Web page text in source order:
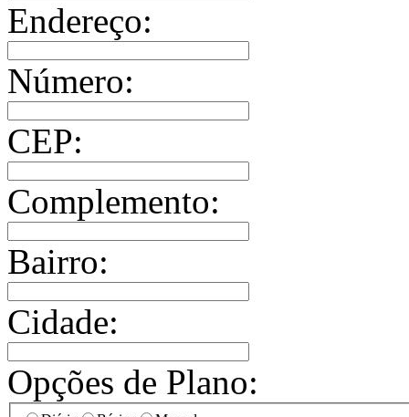
Endereço:
Número:
CEP:
Complemento:
Bairro:
Cidade:
Opções de Plano: